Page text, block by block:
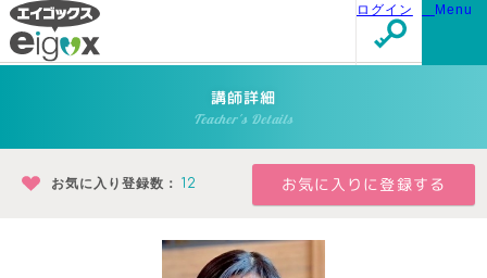
Menu
ログイン
講師詳細
Teacher's Details
お気に入り登録数：12